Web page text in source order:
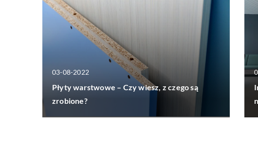
03-08-2022
Płyty warstwowe – Czy wiesz, z czego są
zrobione?